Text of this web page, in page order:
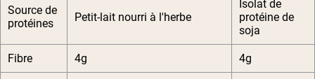
Source de
protéines
Petit-lait nourri à l'herbe
Isolat de
protéine de
soja
Fibre 4g 4g